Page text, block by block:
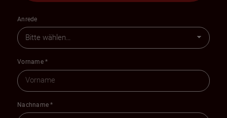
Anrede
Vorname*
Nachname*